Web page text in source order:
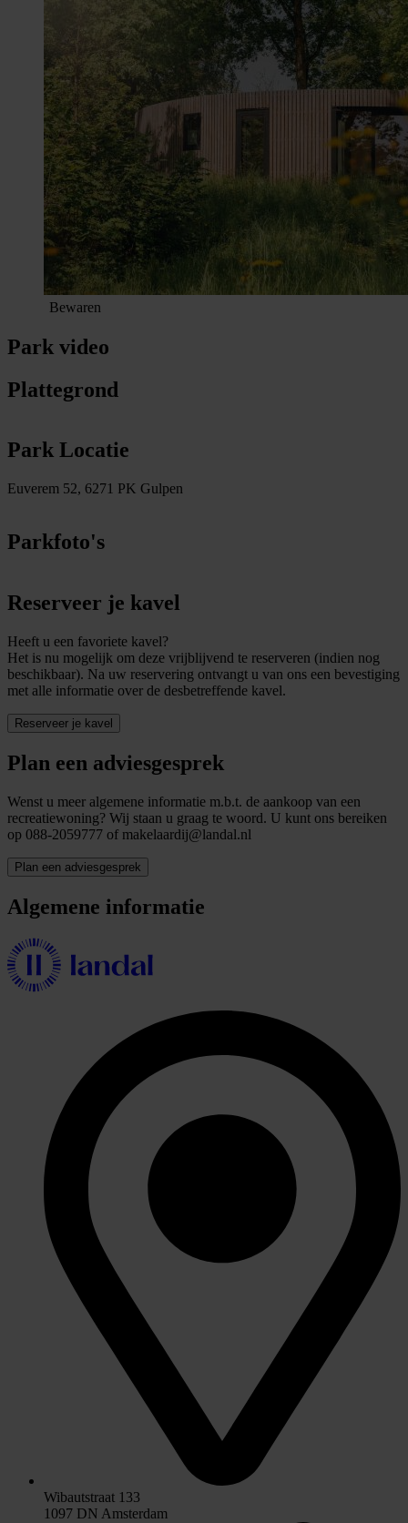
Bewaren
Park video
Plattegrond
Park Locatie
Euverem 52, 6271 PK Gulpen
Parkfoto's
Reserveer je kavel
Heeft u een favoriete kavel?
Het is nu mogelijk om deze vrijblijvend te reserveren (indien nog
beschikbaar). Na uw reservering ontvangt u van ons een bevestiging
met alle informatie over de desbetreffende kavel.
Reserveer je kavel
Plan een adviesgesprek
Wenst u meer algemene informatie m.b.t. de aankoop van een
recreatiewoning? Wij staan u graag te woord. U kunt ons bereiken
op 088-2059777 of makelaardij@landal.nl
Plan een adviesgesprek
Algemene informatie
Wibautstraat 133
1097 DN Amsterdam